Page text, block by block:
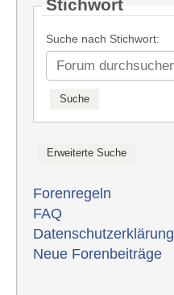
Stichwort
Suche nach Stichwort:
Forenregeln
FAQ
Datenschutzerklärung
Neue Forenbeiträge